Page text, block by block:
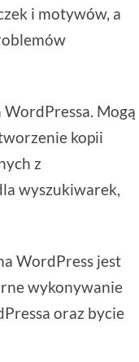
i motywów, a
Mogą
kopii
z
wyszukiwarek,
WordPress jest
wykonywanie
oraz bycie